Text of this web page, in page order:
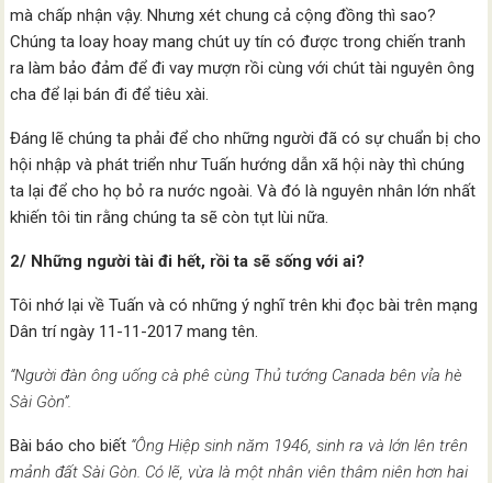
mà chấp nhận vậy. Nhưng xét chung cả cộng đồng thì sao?
Chúng ta loay hoay mang chút uy tín có được trong chiến tranh
ra làm bảo đảm để đi vay mượn rồi cùng với chút tài nguyên ông
cha để lại bán đi để tiêu xài.
Đáng lẽ chúng ta phải để cho những người đã có sự chuẩn bị cho
hội nhập và phát triển như Tuấn hướng dẫn xã hội này thì chúng
ta lại để cho họ bỏ ra nước ngoài. Và đó là nguyên nhân lớn nhất
khiến tôi tin rằng chúng ta sẽ còn tụt lùi nữa.
2/ Những người tài đi hết, rồi ta sẽ sống với ai?
Tôi nhớ lại về Tuấn và có những ý nghĩ trên khi đọc bài trên mạng
Dân trí ngày 11-11-2017 mang tên.
“Người đàn ông uống cà phê cùng Thủ tướng Canada bên vỉa hè
Sài Gòn”.
Bài báo cho biết “Ông Hiệp sinh năm 1946, sinh ra và lớn lên trên
mảnh đất Sài Gòn. Có lẽ, vừa là một nhân viên thâm niên hơn hai